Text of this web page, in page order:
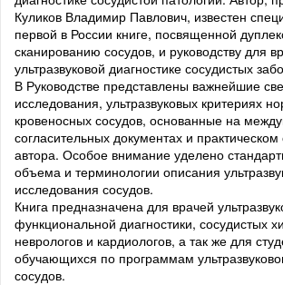
Куликов Владимир Павлович, известен
первой в России книге, посвященной
сканированию сосудов, и руководству для
ультразвуковой диагностике сосудистых
В Руководстве представлены важнейшие
исследования, ультразвуковых критериях
кровеносных сосудов, основанные на
согласительных документах и
автора. Особое внимание уделено
объема и терминологии описания
исследования сосудов.
Книга предназначена для врачей
функциональной диагностики, сосудистых
неврологов и кардиологов, а так же для
обучающихся по программам
сосудов.